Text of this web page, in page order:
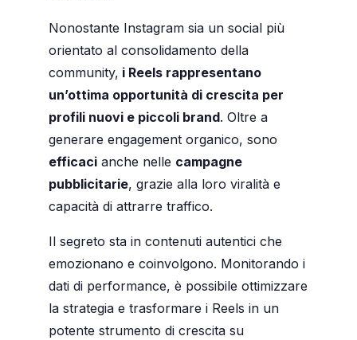
Nonostante Instagram sia un social più
orientato al consolidamento della
community, i Reels rappresentano
un’ottima opportunità di crescita per
profili nuovi e piccoli brand. Oltre a
generare engagement organico, sono
efficacianche nelle campagne
pubblicitarie, grazie alla loro viralità e
capacità di attrarre traffico.
Il segreto sta in contenuti autentici che
emozionano e coinvolgono. Monitorando i
dati di performance, è possibile ottimizzare
la strategia e trasformare i Reels in un
potente strumento di crescita su